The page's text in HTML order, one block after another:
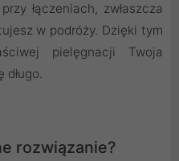
łączeniach, zwłaszcza
w podróży. Dzięki tym
pielęgnacji Twoja
długo.
rozwiązanie?